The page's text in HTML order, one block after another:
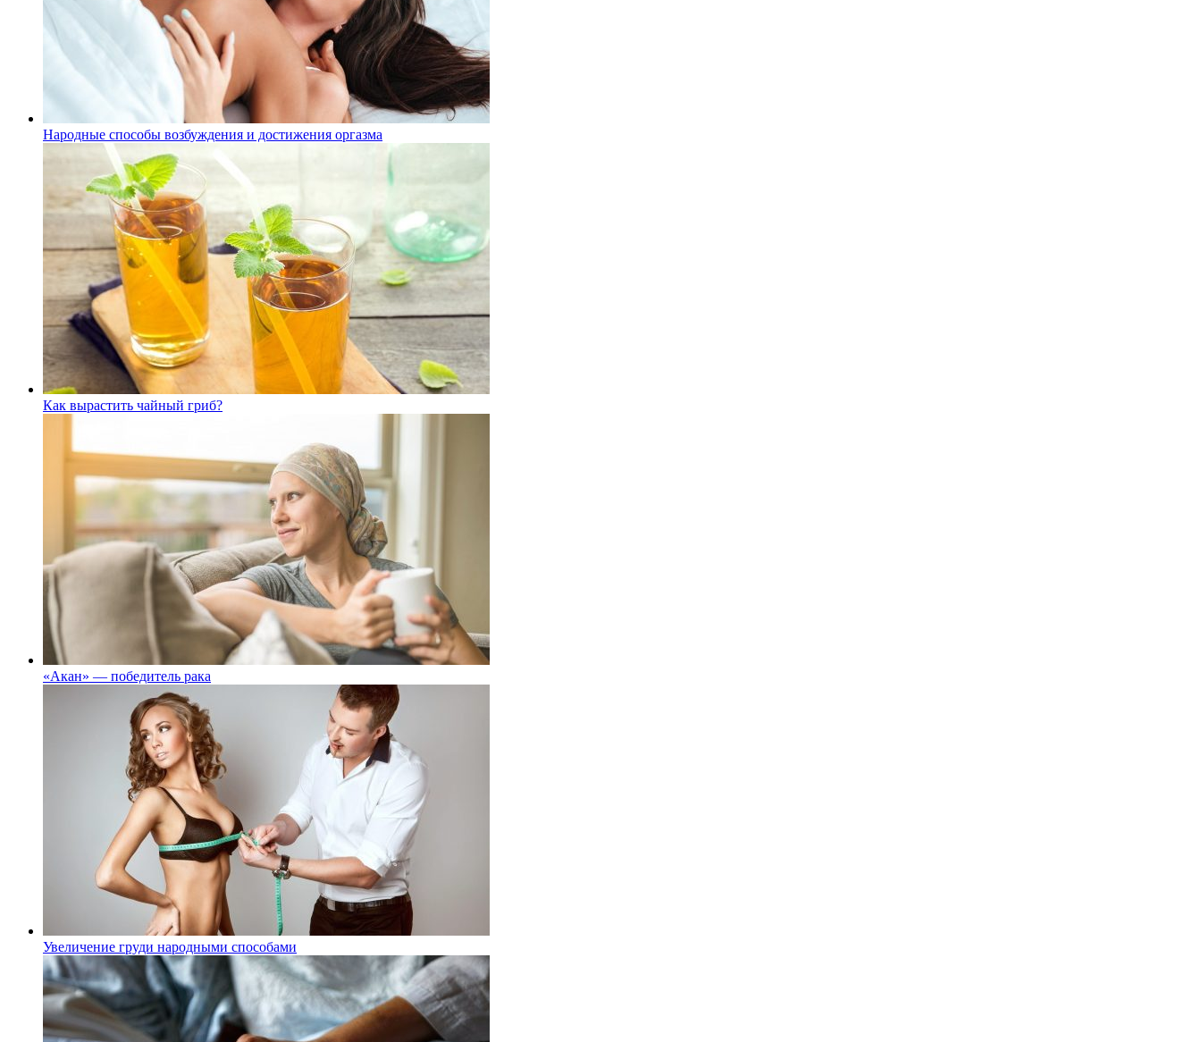
Народные способы возбуждения и достижения оргазма
Как вырастить чайный гриб?
«Акан» — победитель рака
Увеличение груди народными способами